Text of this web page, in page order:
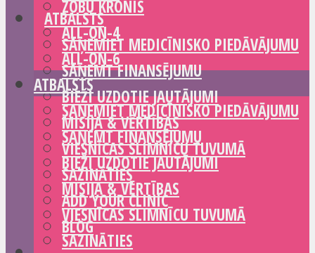
ATBALSTS
SAŅEMIET MEDICĪNISKO PIEDĀVĀJUMU
SAŅEMT FINANSĒJUMU
BIEŽI UZDOTIE JAUTĀJUMI
MISIJA & VĒRTĪBAS
VIESNĪCAS SLIMNĪCU TUVUMĀ
SAZINĀTIES
ADD YOUR CLINIC
BLOG
ZOBU KRONIS
ALL-ON-4
ALL-ON-6
ATBALSTS
SAŅEMIET MEDICĪNISKO PIEDĀVĀJUMU
SAŅEMT FINANSĒJUMU
BIEŽI UZDOTIE JAUTĀJUMI
MISIJA & VĒRTĪBAS
VIESNĪCAS SLIMNĪCU TUVUMĀ
SAZINĀTIES